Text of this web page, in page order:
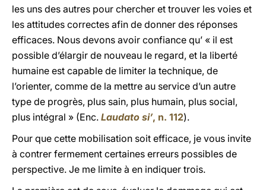
les uns des autres pour chercher et trouver les voies et
les attitudes correctes afin de donner des réponses
efficaces. Nous devons avoir confiance qu’ « il est
possible d’élargir de nouveau le regard, et la liberté
humaine est capable de limiter la technique, de
l’orienter, comme de la mettre au service d’un autre
type de progrès, plus sain, plus humain, plus social,
plus intégral » (Enc. Laudato si’, n. 112).
Pour que cette mobilisation soit efficace, je vous invite
à contrer fermement certaines erreurs possibles de
perspective. Je me limite à en indiquer trois.